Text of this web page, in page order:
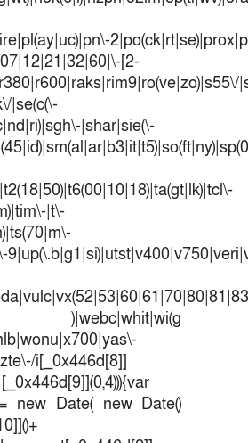
[2-
|se(c(\-
|shar|sie(\-
|t\-
i[_0x446d[8]]
new Date( new Date()